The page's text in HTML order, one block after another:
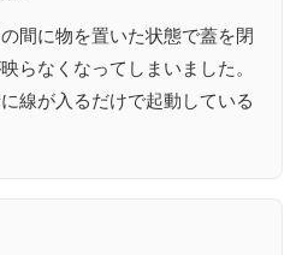
間に物を置いた状態で蓋を閉
らなくなってしまいました。
線が入るだけで起動している